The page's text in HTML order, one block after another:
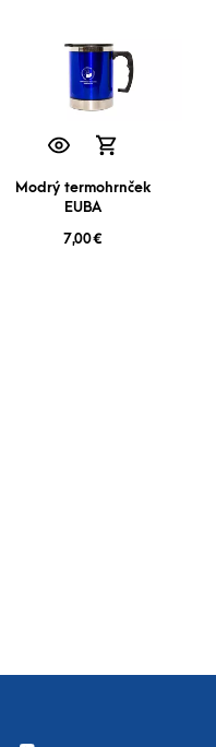
Modrý termohrnček
EUBA
7,00€